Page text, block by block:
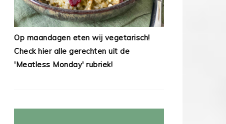
Op maandagen eten wij vegetarisch!
Check hier alle gerechten uit de
'Meatless Monday' rubriek!